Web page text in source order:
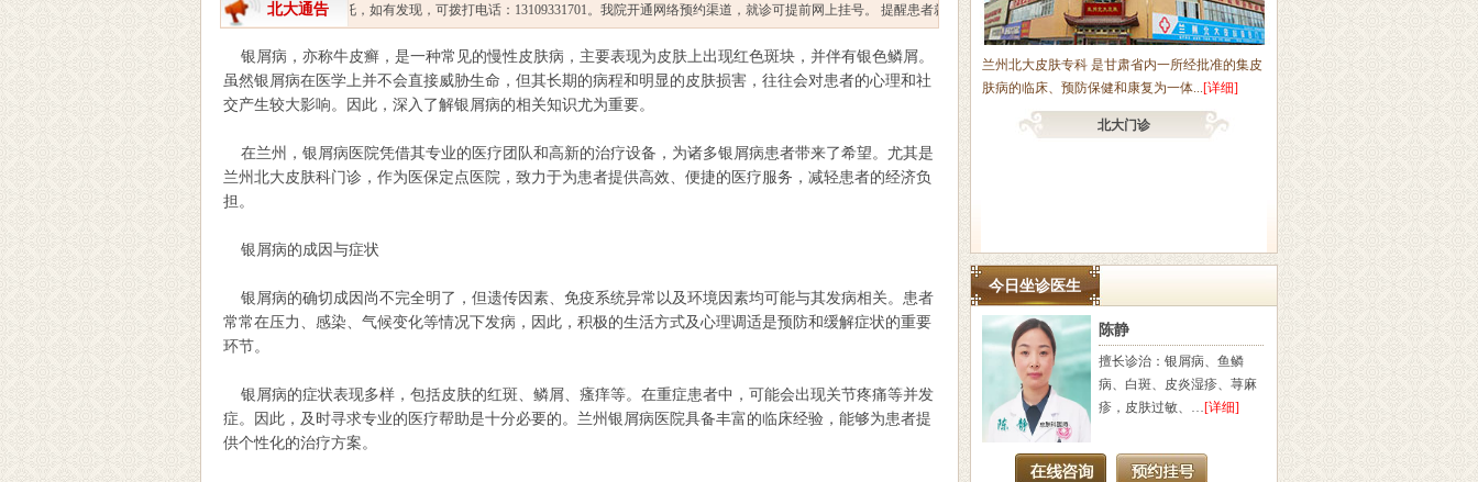
北大通告
提醒患者就医途中不要轻信医托，如有发现，可拨打电话：13109331701。我院开通网络预约渠道，就诊可提前网上挂号。提醒患者就医途中不要轻信医托，如有发现，可拨打电话：13109331701。我院开通网络预约渠道，就诊可
银屑病，亦称牛皮癣，是一种常见的慢性皮肤病，主要表现为皮肤上出现红色斑块，并伴有银色鳞屑。
虽然银屑病在医学上并不会直接威胁生命，但其长期的病程和明显的皮肤损害，往往会对患者的心理和社
交产生较大影响。因此，深入了解银屑病的相关知识尤为重要。
在兰州，银屑病医院凭借其专业的医疗团队和高新的治疗设备，为诸多银屑病患者带来了希望。尤其是
兰州北大皮肤科门诊，作为医保定点医院，致力于为患者提供高效、便捷的医疗服务，减轻患者的经济负
担。
银屑病的成因与症状
银屑病的确切成因尚不完全明了，但遗传因素、免疫系统异常以及环境因素均可能与其发病相关。患者
常常在压力、感染、气候变化等情况下发病，因此，积极的生活方式及心理调适是预防和缓解症状的重要
环节。
银屑病的症状表现多样，包括皮肤的红斑、鳞屑、瘙痒等。在重症患者中，可能会出现关节疼痛等并发
症。因此，及时寻求专业的医疗帮助是十分必要的。兰州银屑病医院具备丰富的临床经验，能够为患者提
供个性化的治疗方案。
兰州北大皮肤专科 是甘肃省内一所经批准的集皮
肤病的临床、预防保健和康复为一体...[详细]
北大门诊
今日坐诊医生
汪洋
汪洋，毕业于湖北医科大
学，从事皮肤诊疗20余年，
长期致力于研究…[详细]
吴
擅
疣
平